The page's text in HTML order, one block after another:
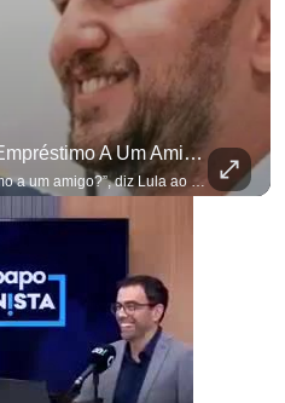
“Quem Nunca Pediu Um Empréstimo A Um Amigo?”, Diz Lula Ao Defender Seu Ex-Chefe De Gabinete
“Quem nunca pediu um empréstimo a um amigo?”, diz Lula ao defender seu ex-chefe de gabinete Marcola, que recebeu R$ 249 mil de uma empresa ligada a uma amiga de Lulinha. #OAntagonista Se você busca informação com credibilidade, inscreva-se agora e ative o